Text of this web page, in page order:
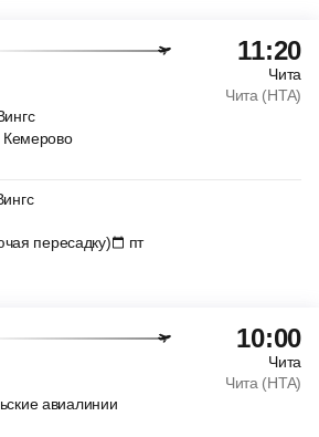
11:20
Чита
Чита (HTA)
Кемерово
пересадку)
пт
10:00
Чита
Чита (HTA)
авиалинии